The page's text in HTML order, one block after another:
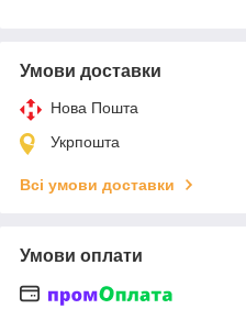
Умови доставки
Нова Пошта
Укрпошта
Всі умови доставки
Умови оплати